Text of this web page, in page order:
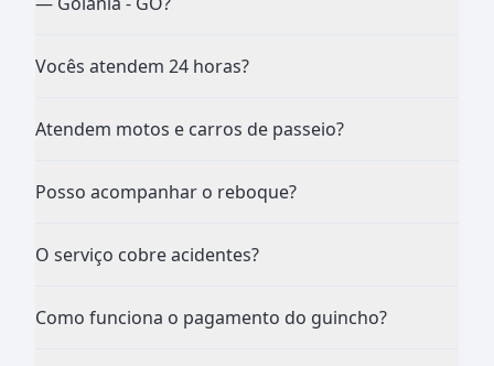
Vocês atendem 24 horas?
Atendem motos e carros de passeio?
Posso acompanhar o reboque?
O serviço cobre acidentes?
Como funciona o pagamento do guincho?